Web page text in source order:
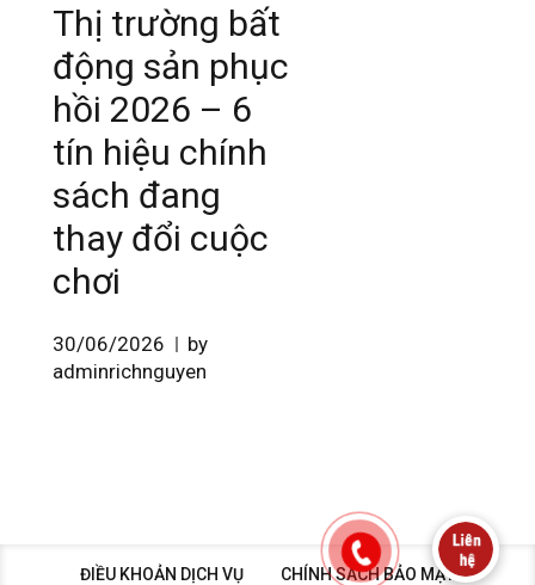
Thị trường bất
động sản phục
hồi 2026 – 6
tín hiệu chính
sách đang
thay đổi cuộc
chơi
30/06/2026
by
adminrichnguyen
ĐIỀU KHOẢN DỊCH VỤ CHÍNH SÁCH BẢO MẬT